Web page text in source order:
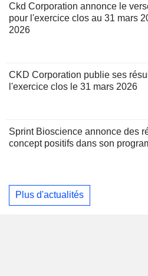
Ckd Corporation annonce le
pour l'exercice clos au 31 mars
2026
CKD Corporation publie ses
l'exercice clos le 31 mars 2026
Sprint Bioscience annonce des
concept positifs dans son
Plus d'actualités